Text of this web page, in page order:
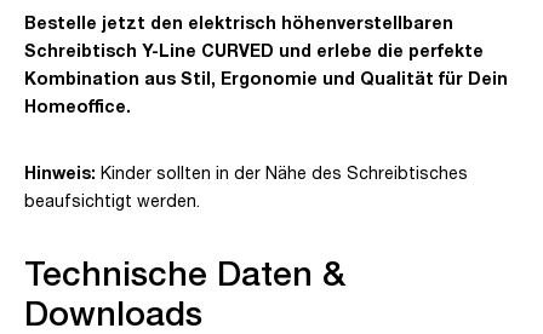
Bestelle jetzt den elektrisch höhenverstellbaren
Schreibtisch Y-Line CURVED und erlebe die perfekte
Kombination aus Stil, Ergonomie und Qualität für Dein
Homeoffice.
Hinweis: Kinder sollten in der Nähe des Schreibtisches
beaufsichtigt werden.
Technische Daten &
Downloads